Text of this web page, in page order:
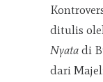
ditulis
Nyata di
dari